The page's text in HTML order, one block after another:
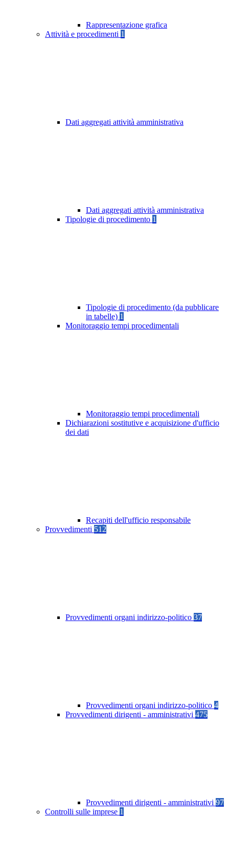
Rappresentazione grafica
Attività e procedimenti 1
Dati aggregati attività amministrativa
Dati aggregati attività amministrativa
Tipologie di procedimento 1
Tipologie di procedimento (da pubblicare
in tabelle) 1
Monitoraggio tempi procedimentali
Monitoraggio tempi procedimentali
Dichiarazioni sostitutive e acquisizione d'ufficio
dei dati
Recapiti dell'ufficio responsabile
Provvedimenti 512
Provvedimenti organi indirizzo-politico 37
Provvedimenti organi indirizzo-politico 4
Provvedimenti dirigenti - amministrativi 475
Provvedimenti dirigenti - amministrativi 97
Controlli sulle imprese 1